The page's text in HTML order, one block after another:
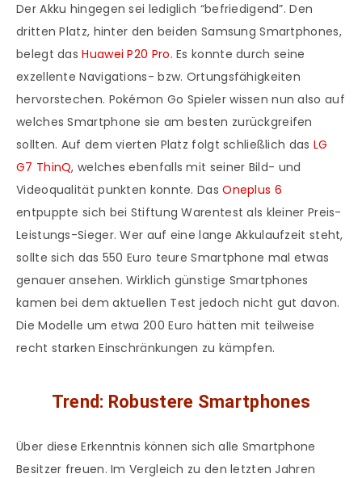
Der Akku hingegen sei lediglich “befriedigend”. Den
dritten Platz, hinter den beiden Samsung Smartphones,
belegt dasHuawei P20 Pro. Es konnte durch seine
exzellente Navigations- bzw. Ortungsfähigkeiten
hervorstechen. Pokémon Go Spieler wissen nun also auf
welches Smartphone sie am besten zurückgreifen
sollten. Auf dem vierten Platz folgt schließlich das LG
G7 ThinQ, welches ebenfalls mit seiner Bild- und
Videoqualität punkten konnte. DasOneplus 6
entpuppte sich bei Stiftung Warentest als kleiner Preis-
Leistungs-Sieger. Wer auf eine lange Akkulaufzeit steht,
sollte sich das 550 Euro teure Smartphone mal etwas
genauer ansehen. Wirklich günstige Smartphones
kamen bei dem aktuellen Test jedoch nicht gut davon.
Die Modelle um etwa 200 Euro hätten mit teilweise
recht starken Einschränkungen zu kämpfen.
Trend: Robustere Smartphones
Über diese Erkenntnis können sich alle Smartphone
Besitzer freuen. Im Vergleich zu den letzten Jahren